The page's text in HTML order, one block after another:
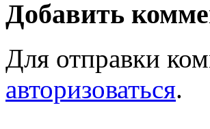
Добавить
Для отправки
авторизоваться.